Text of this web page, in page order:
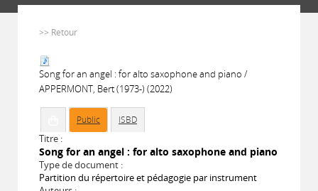
>> Retour
Song for an angel : for alto saxophone and piano /
APPERMONT, Bert (1973-) (2022)
Public ISBD
Titre :
Song for an angel : for alto saxophone and piano
Type de document :
Partition du répertoire et pédagogie par instrument